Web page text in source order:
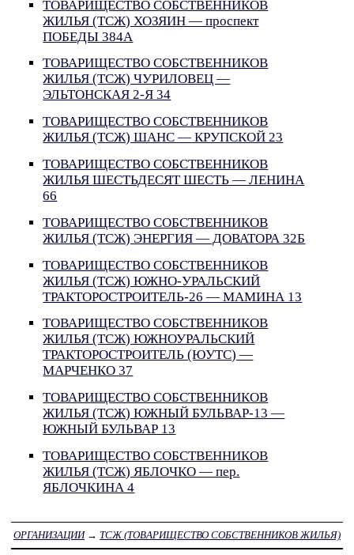
ТОВАРИЩЕСТВО СОБСТВЕННИКОВ
ЖИЛЬЯ (ТСЖ) ХОЗЯИН — проспект
ПОБЕДЫ 384А
ТОВАРИЩЕСТВО СОБСТВЕННИКОВ
ЖИЛЬЯ (ТСЖ) ЧУРИЛОВЕЦ —
ЭЛЬТОНСКАЯ 2-Я 34
ТОВАРИЩЕСТВО СОБСТВЕННИКОВ
ЖИЛЬЯ (ТСЖ) ШАНС — КРУПСКОЙ 23
ТОВАРИЩЕСТВО СОБСТВЕННИКОВ
ЖИЛЬЯ ШЕСТЬДЕСЯТ ШЕСТЬ — ЛЕНИНА
66
ТОВАРИЩЕСТВО СОБСТВЕННИКОВ
ЖИЛЬЯ (ТСЖ) ЭНЕРГИЯ — ДОВАТОРА 32Б
ТОВАРИЩЕСТВО СОБСТВЕННИКОВ
ЖИЛЬЯ (ТСЖ) ЮЖНО-УРАЛЬСКИЙ
ТРАКТОРОСТРОИТЕЛЬ-26 — МАМИНА 13
ТОВАРИЩЕСТВО СОБСТВЕННИКОВ
ЖИЛЬЯ (ТСЖ) ЮЖНОУРАЛЬСКИЙ
ТРАКТОРОСТРОИТЕЛЬ (ЮУТС) —
МАРЧЕНКО 37
ТОВАРИЩЕСТВО СОБСТВЕННИКОВ
ЖИЛЬЯ (ТСЖ) ЮЖНЫЙ БУЛЬВАР-13 —
ЮЖНЫЙ БУЛЬВАР 13
ТОВАРИЩЕСТВО СОБСТВЕННИКОВ
ЖИЛЬЯ (ТСЖ) ЯБЛОЧКО — пер.
ЯБЛОЧКИНА 4
ОРГАНИЗАЦИИ→ ТСЖ (ТОВАРИЩЕСТВО СОБСТВЕННИКОВ ЖИЛЬЯ)